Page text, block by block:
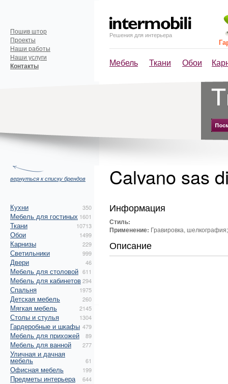
Решения для интерьера
Мебель Ткани Обои
Пошив штор
Проекты
Наши работы
Наши услуги
Контакты
вернуться к списку брендов
Кухни 350
Мебель для гостиных 1601
Ткани 10713
Обои 1499
Карнизы 229
Светильники 999
Двери 46
Мебель для столовой 611
Мебель для кабинетов294
Спальня 1975
Детская мебель 260
Мягкая мебель 2145
Столы и стулья 1304
Гардеробные и шкафы 479
Мебель для прихожей 89
Мебель для ванной 277
Уличная и дачная
мебель 61
Офисная мебель 199
Предметы интерьера 644
Calvano sas
Информация
Стиль:
Применение: Гравировка,
Описание